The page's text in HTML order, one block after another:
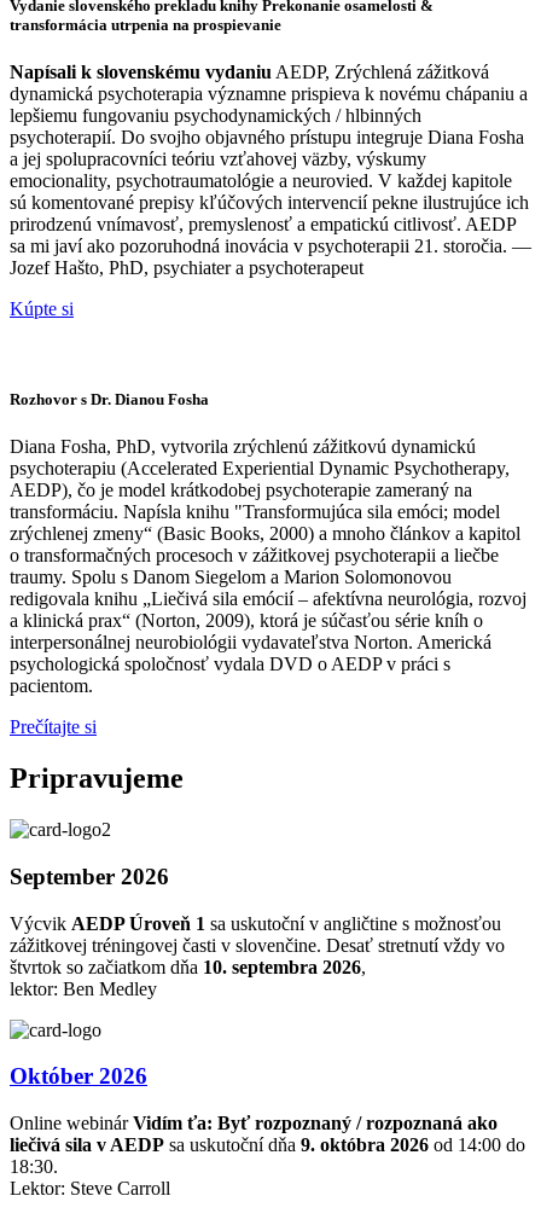
Vydanie slovenského prekladu knihy Prekonanie osamelosti &
transformácia utrpenia na prospievanie
Napísali k slovenskému vydaniu AEDP, Zrýchlená zážitková
dynamická psychoterapia významne prispieva k novému chápaniu a
lepšiemu fungovaniu psychodynamických / hlbinných
psychoterapií. Do svojho objavného prístupu integruje Diana Fosha
a jej spolupracovníci teóriu vzťahovej väzby, výskumy
emocionality, psychotraumatológie a neurovied. V každej kapitole
sú komentované prepisy kľúčových intervencií pekne ilustrujúce ich
prirodzenú vnímavosť, premyslenosť a empatickú citlivosť. AEDP
sa mi javí ako pozoruhodná inovácia v psychoterapii 21. storočia. —
Jozef Hašto, PhD, psychiater a psychoterapeut
Kúpte si
Rozhovor s Dr. Dianou Fosha
Diana Fosha, PhD, vytvorila zrýchlenú zážitkovú dynamickú
psychoterapiu (Accelerated Experiential Dynamic Psychotherapy,
AEDP), čo je model krátkodobej psychoterapie zameraný na
transformáciu. Napísla knihu "Transformujúca sila emóci; model
zrýchlenej zmeny“ (Basic Books, 2000) a mnoho článkov a kapitol
o transformačných procesoch v zážitkovej psychoterapii a liečbe
traumy. Spolu s Danom Siegelom a Marion Solomonovou
redigovala knihu „Liečivá sila emócií – afektívna neurológia, rozvoj
a klinická prax“ (Norton, 2009), ktorá je súčasťou série kníh o
interpersonálnej neurobiológii vydavateľstva Norton. Americká
psychologická spoločnosť vydala DVD o AEDP v práci s
pacientom.
Prečítajte si
Pripravujeme
September 2026
Výcvik AEDP Úroveň 1 sa uskutoční v angličtine s možnosťou
zážitkovej tréningovej časti v slovenčine. Desať stretnutí vždy vo
štvrtok so začiatkom dňa 10. septembra 2026,
lektor: Ben Medley
Október 2026
Online webinárVidím ťa: Byť rozpoznaný / rozpoznaná ako
liečivá sila v AEDP sa uskutoční dňa 9. októbra 2026 od 14:00 do
18:30.
Lektor: Steve Carroll